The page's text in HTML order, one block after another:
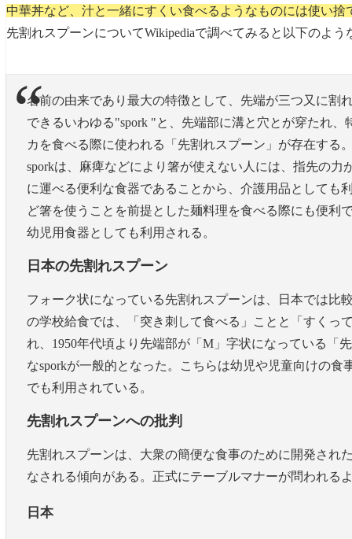
中華丼など、汁と一緒にすくい食べるようなものには使い
先割れスプーンについてWikipediaで調べてみると以下のよう
名前の由来であり最大の特徴として、先端が三つ又に割
できるいわゆる"spork "と、先端部に溝と穴とが穿たれ
カを食べる際に使われる「先割れスプーン」が存在する
sporkは、麻痺などにより箸が使えない人には、指先の
に運べる便利な食器であることから、介護用品としても
ど箸を使うことを前提とした麺料理を食べる際にも便利
幼児用食器としても利用される。
日本の先割れスプーン
フォーク状になっている先割れスプーンは、日本では比
の学校給食では、「突き刺して食べる」ことと「すくっ
れ、1950年代頃より先端部が「M」字状になっている「
なsporkが一般的となった。こちらは幼児や児童向けの
でも利用されている。
先割れスプーンへの批判
先割れスプーンは、大衆の簡便な食事のために開発され
なされる傾向がある。正式にテーブルマナーが問われる
日本